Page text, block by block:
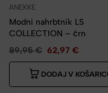
ANEKKE
Modni nahrbtnik LS
COLLECTION – črn
89,95€ 62,97 €
DODAJ V